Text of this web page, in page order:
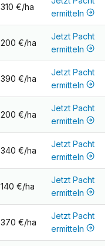
310 €/ha
ermitteln
200 €/ha
Jetzt Pacht
ermitteln
390 €/ha
Jetzt Pacht
ermitteln
200 €/ha
Jetzt Pacht
ermitteln
340 €/ha
Jetzt Pacht
ermitteln
140 €/ha
Jetzt Pacht
ermitteln
370 €/ha
Jetzt Pacht
ermitteln